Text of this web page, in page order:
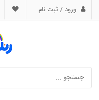
ورود / ثبت نام